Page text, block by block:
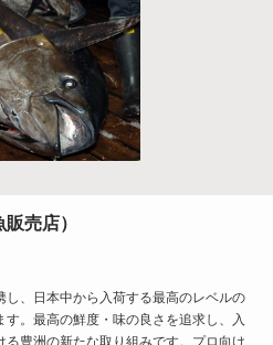
売店）
、日本中から入荷する最高のレベルの
。最高の鮮度・味の良さを追求し、入